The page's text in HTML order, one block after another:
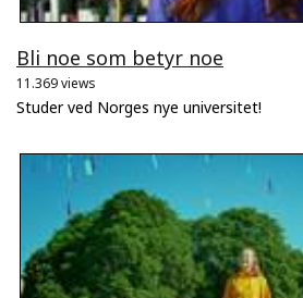
Bli noe som betyr noe
11.369 views
Studer ved Norges nye universitet!